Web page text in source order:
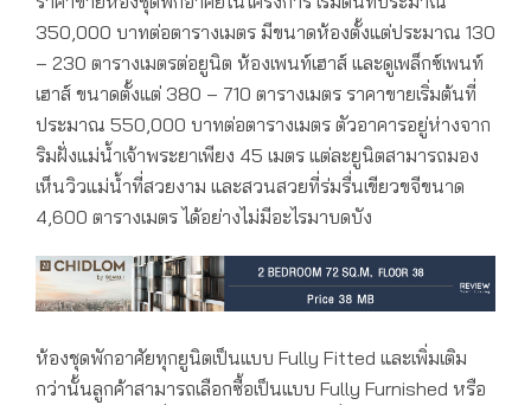
350,000 บาทต่อตารางเมตร มีขนาดห้องตั้งแต่ประมาณ 130
– 230 ตารางเมตรต่อยูนิต ห้องเพนท์เฮาส์ และดูเพล็กซ์เพนท์
เฮาส์ ขนาดตั้งแต่ 380 – 710 ตารางเมตร ราคาขายเริ่มต้นที่
ประมาณ 550,000 บาทต่อตารางเมตร ตัวอาคารอยู่ห่างจาก
ริมฝั่งแม่น้ำเจ้าพระยาเพียง 45 เมตร แต่ละยูนิตสามารถมอง
เห็นวิวแม่น้ำที่สวยงาม และสวนสวยที่ร่มรื่นเขียวขจีขนาด
4,600 ตารางเมตร ได้อย่างไม่มีอะไรมาบดบัง
ห้องชุดพักอาศัยทุกยูนิตเป็นแบบ Fully Fitted และเพิ่มเติม
กว่านั้นลูกค้าสามารถเลือกซื้อเป็นแบบ Fully Furnished หรือ